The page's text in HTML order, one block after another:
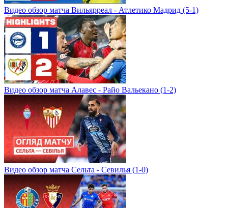
Видео обзор матча Вильярреал - Атлетико Мадрид (5-1)
Видео обзор матча Алавес - Райо Вальекано (1-2)
Видео обзор матча Сельта - Севилья (1-0)